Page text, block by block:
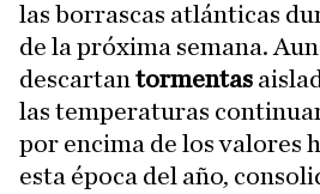
las borrascas atlánticas
de la próxima semana.
descartan tormentas
las temperaturas
por encima de los valores
esta época del año,